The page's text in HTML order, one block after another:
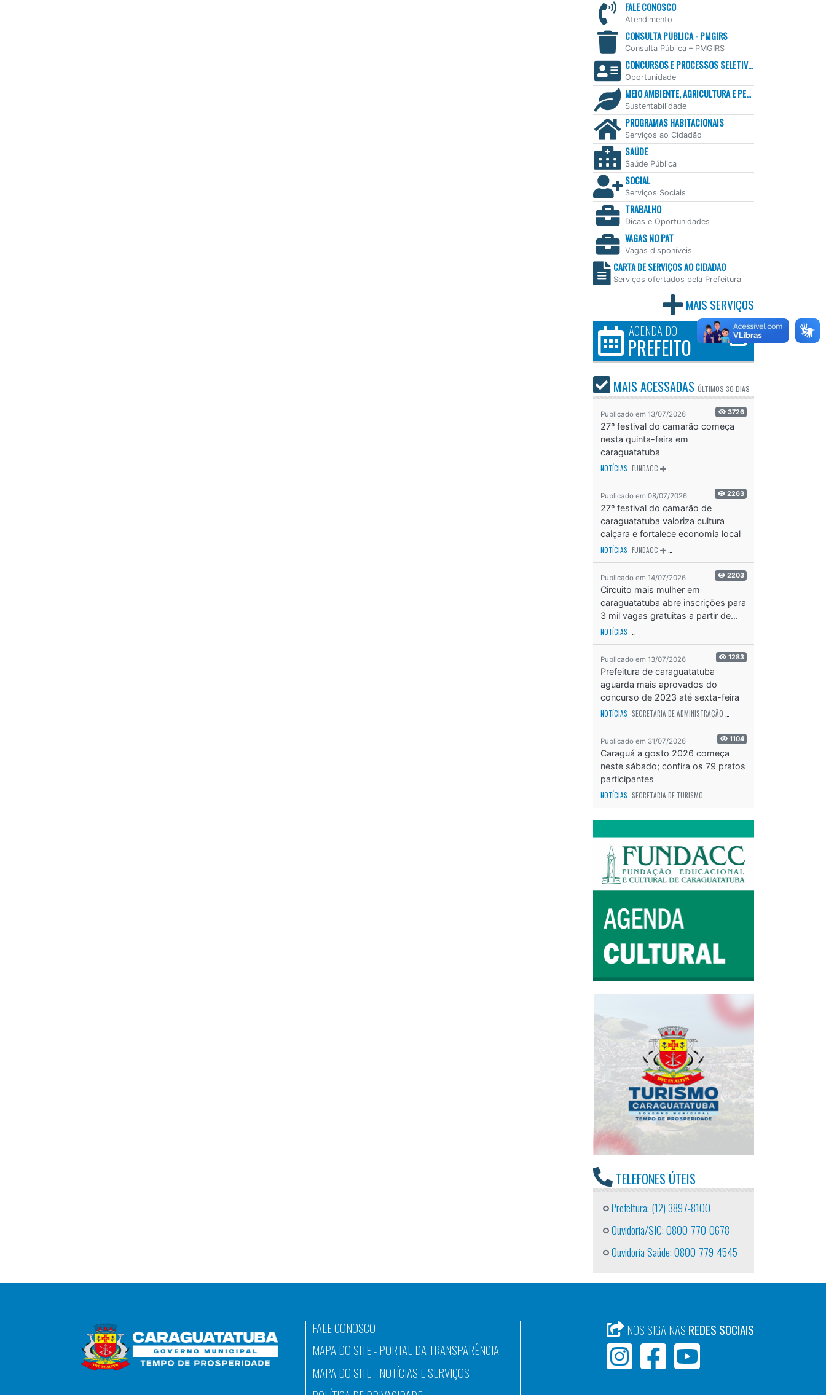
FALE CONOSCO
Atendimento
CONSULTA PÚBLICA - PMGIRS
Consulta Pública – PMGIRS
CONCURSOS E PROCESSOS SELETIVOS
Oportunidade
MEIO AMBIENTE, AGRICULTURA E PESCA
Sustentabilidade
PROGRAMAS HABITACIONAIS
Serviços ao Cidadão
SAÚDE
Saúde Pública
SOCIAL
Serviços Sociais
TRABALHO
Dicas e Oportunidades
VAGAS NO PAT
Vagas disponíveis
CARTA DE SERVIÇOS AO CIDADÃO
Serviços ofertados pela Prefeitura
MAIS SERVIÇOS
AGENDA DO
PREFEITO
MAIS ACESSADAS ÚLTIMOS 30 DIAS
Publicado em 13/07/2026 3726
27º festival do camarão começa
nesta quinta-feira em
caraguatatuba
NOTÍCIAS FUNDACC
Publicado em 08/07/2026 2263
27º festival do camarão de
caraguatatuba valoriza cultura
caiçara e fortalece economia local
NOTÍCIAS FUNDACC
Publicado em 14/07/2026 2203
Circuito mais mulher em
caraguatatuba abre inscrições para
3 mil vagas gratuitas a partir de...
NOTÍCIAS
Publicado em 13/07/2026 1283
Prefeitura de caraguatatuba
aguarda mais aprovados do
concurso de 2023 até sexta-feira
(17)
NOTÍCIAS SECRETARIA DE ADMINISTRAÇÃO
Publicado em 31/07/2026 1104
Caraguá a gosto 2026 começa
neste sábado; confira os 79 pratos
participantes
NOTÍCIAS SECRETARIA DE TURISMO
TELEFONES ÚTEIS
Prefeitura: (12) 3897-8100
Ouvidoria/SIC: 0800-770-0678
Ouvidoria Saúde: 0800-779-4545
FALE CONOSCO
MAPA DO SITE - PORTAL DA TRANSPARÊNCIA
MAPA DO SITE - NOTÍCIAS E SERVIÇOS
NOS SIGA NAS REDES SOCIAIS